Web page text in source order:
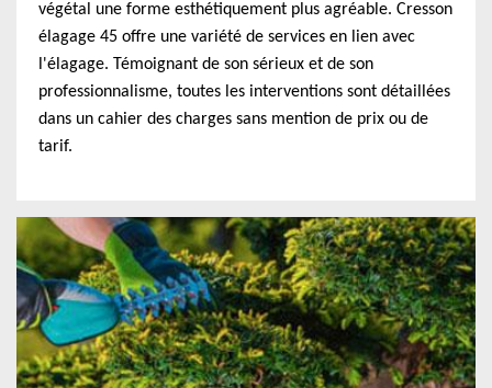
végétal une forme esthétiquement plus agréable. Cresson
élagage 45 offre une variété de services en lien avec
l'élagage. Témoignant de son sérieux et de son
professionnalisme, toutes les interventions sont détaillées
dans un cahier des charges sans mention de prix ou de
tarif.